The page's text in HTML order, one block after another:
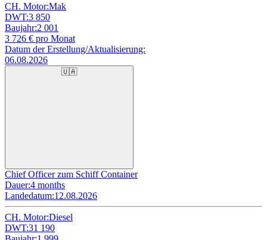
CH. Motor:Mak
DWT:3 850
Baujahr:2 001
3 726 € pro Monat
Datum der Erstellung/Aktualisierung:
06.08.2026
🇺🇦
Chief Officer zum Schiff Container
Dauer:4 months
Landedatum:12.08.2026
CH. Motor:Diesel
DWT:31 190